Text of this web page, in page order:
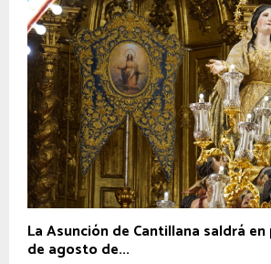
La Asunción de Cantillana saldrá en
de agosto de...